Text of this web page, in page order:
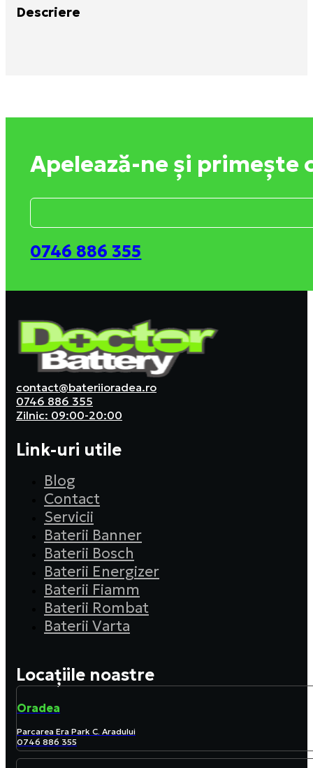
Descriere
Apelează-ne și
0746 886 355
contact@bateriioradea.ro
0746 886 355
Zilnic: 09:00-20:00
Link-uri utile
Blog
Contact
Servicii
Baterii Banner
Baterii Bosch
Baterii Energizer
Baterii Fiamm
Baterii Rombat
Baterii Varta
Locațiile noastre
Oradea
Parcarea Era Park C. Aradului
0746 886 355